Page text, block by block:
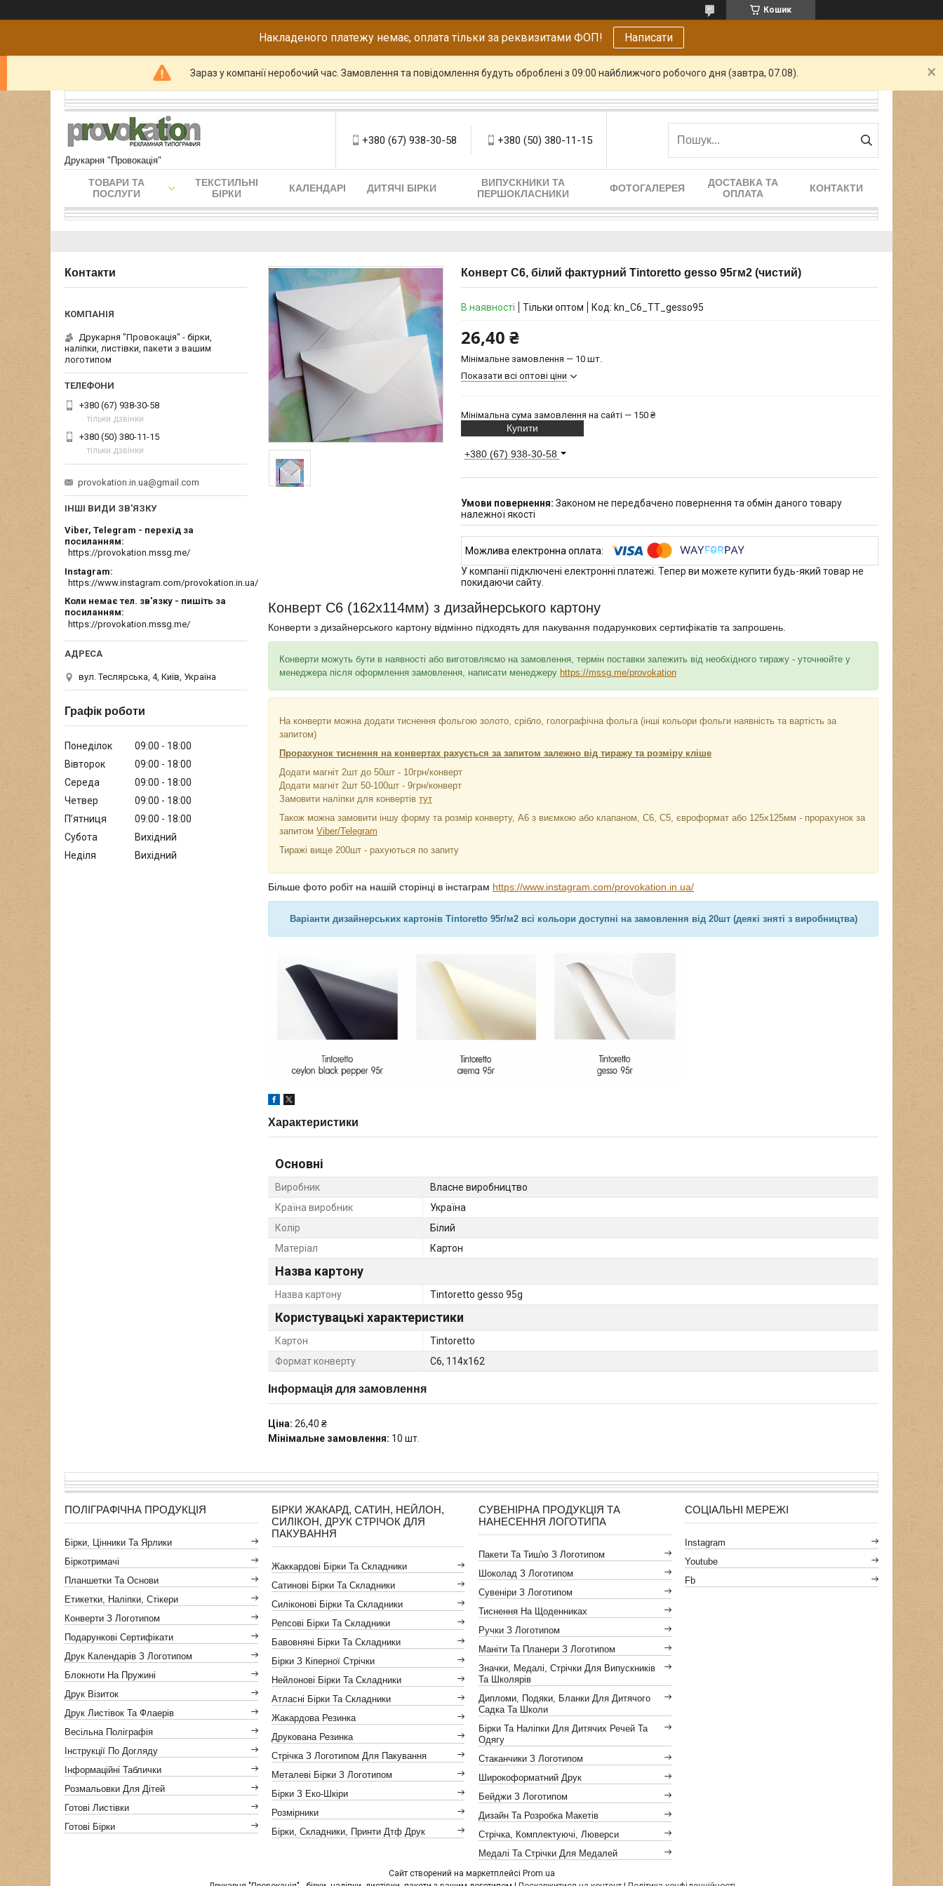
Кошик
Накладеного платежу немає, оплата тільки за реквизитами ФОП! Написати
Зараз у компанії неробочий час. Замовлення та повідомлення будуть оброблені з 09:00 найближчого робочого дня (завтра, 07.08).
Друкарня "Провокація"
+380 (67) 938-30-58 +380 (50) 380-11-15
ТОВАРИ ТА
ПОСЛУГИ
ТЕКСТИЛЬНІ
БІРКИ
КАЛЕНДАРІ ДИТЯЧІ БІРКИ
ВИПУСКНИКИ ТА
ПЕРШОКЛАСНИКИ
ФОТОГАЛЕРЕЯ
ДОСТАВКА ТА
ОПЛАТА
КОНТАКТИ
Конверт С6, білий фактурний Tintoretto gesso 95гм2 (чистий)
В наявності Тільки оптом Код: kn_C6_TT_gesso95
26,40 ₴
Мінімальне замовлення — 10 шт.
Показати всі оптові ціни
Мінімальна сума замовлення на сайті — 150 ₴
Купити
+380 (67) 938-30-58
Законом не передбачено повернення та обмін даного товару
належної якості
У компанії підключені електронні платежі. Тепер ви можете купити будь-який товар не
покидаючи сайту.
Конверт С6 (162х114мм) з дизайнерського картону
Конверти з дизайнерського картону відмінно підходять для пакування подарункових сертифікатів та запрошень.
Конверти можуть бути в наявності або виготовляємо на замовлення, термін поставки залежить від необхідного тиражу - уточнюйте у
менеджера після оформлення замовлення, написати менеджеру https://mssg.me/provokation
На конверти можна додати тиснення фольгою золото, срібло, голографічна фольга (інші кольори фольги наявність та вартість за
запитом)
Прорахунок тиснення на конвертах рахується за запитом залежно від тиражу та розміру кліше
Додати магніт 2шт до 50шт - 10грн/конверт
Додати магніт 2шт 50-100шт - 9грн/конверт
Замовити наліпки для конвертів тут
Також можна замовити іншу форму та розмір конверту, А6 з виємкою або клапаном, С6, С5, євроформат або 125х125мм - прорахунок за
запитом Viber/Telegram
Тиражі вище 200шт - рахуються по запиту
Більше фото робіт на нашій сторінці в інстаграм https://www.instagram.com/provokation.in.ua/
Варіанти дизайнерських картонів Tintoretto 95г/м2 всі кольори доступні на замовлення від 20шт (деякі зняті з виробництва)
Характеристики
Основні
Виробник
Власне виробництво
Країна виробник
Україна
Колір
Білий
Матеріал
Картон
Назва картону
Назва картону Tintoretto gesso 95g
Користувацькі характеристики
Картон
Tintoretto
Формат конверту
C6, 114x162
Інформація для замовлення
Ціна: 26,40 ₴
Мінімальне замовлення: 10 шт.
Контакти
Друкарня "Провокація" - бірки,
наліпки, листівки, пакети з вашим
логотипом
+380 (67) 938-30-58
тільки дзвінки
+380 (50) 380-11-15
тільки дзвінки
provokation.in.ua@gmail.com
ІНШІ ВИДИ ЗВ'ЯЗКУ
Viber, Telegram - перехід за
посиланням
https://provokation.mssg.me/
Instagram
https://www.instagram.com/provokation.in.ua/
Коли немає тел. зв'язку - пишіть за
посиланням
https://provokation.mssg.me/
вул. Теслярська, 4, Київ, Україна
Графік роботи
Понеділок 09:00
18:00
Вівторок
09:00
18:00
Середа
09:00
18:00
Четвер
09:00
18:00
Пʼятниця
09:00
18:00
Субота
Вихідний
Неділя
Вихідний
ПОЛІГРАФІЧНА ПРОДУКЦІЯ
Бірки, Цінники Та Ярлики
Біркотримачі
Планшетки Та Основи
Етикетки, Наліпки, Стікери
Конверти З Логотипом
Подарункові Сертифікати
Друк Календарів З Логотипом
Блокноти На Пружині
Друк Візиток
Друк Листівок Та Флаерів
Весільна Поліграфія
Інструкції По Догляду
Інформаційні Таблички
Розмальовки Для Дітей
Готові Листівки
Готові Бірки
БІРКИ ЖАКАРД, САТИН, НЕЙЛОН,
СИЛІКОН, ДРУК СТРІЧОК ДЛЯ
ПАКУВАННЯ
Жаккардові Бірки Та Складники
Сатинові Бірки Та Складники
Силіконові Бірки Та Складники
Репсові Бірки Та Складники
Бавовняні Бірки Та Складники
Бірки З Кіперної Стрічки
Нейлонові Бірки Та Складники
Атласні Бірки Та Складники
Жакардова Резинка
Друкована Резинка
Стрічка З Логотипом Для Пакування
Металеві Бірки З Логотипом
Бірки З Еко-Шкіри
Розмірники
Бірки, Складники, Принти Дтф Друк
СУВЕНІРНА ПРОДУКЦІЯ ТА
НАНЕСЕННЯ ЛОГОТИПА
Пакети Та Тиш'ю З Логотипом
Шоколад З Логотипом
Сувеніри З Логотипом
Тиснення На Щоденниках
Ручки З Логотипом
Маніти Та Планери З Логотипом
Значки, Медалі, Стрічки Для Випускників
Та Школярів
Дипломи, Подяки, Бланки Для Дитячого
Садка Та Школи
Бірки Та Наліпки Для Дитячих Речей Та
Одягу
Стаканчики З Логотипом
Широкоформатний Друк
Бейджи З Логотипом
Дизайн Та Розробка Макетів
Стрічка, Комплектуючі, Люверси
Медалі Та Стрічки Для Медалей
СОЦІАЛЬНІ МЕРЕЖІ
Instagram
Youtube
Fb
Сайт створений на маркетплейсі Prom.ua